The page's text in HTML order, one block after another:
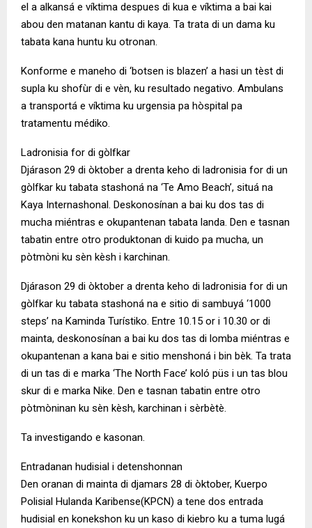
el a alkansá e víktima despues di kua e víktima a bai kai
abou den matanan kantu di kaya. Ta trata di un dama ku
tabata kana huntu ku otronan.
Konforme e maneho di ‘botsen is blazen’ a hasi un tèst di
supla ku shofùr di e vèn, ku resultado negativo. Ambulans
a transportá e víktima ku urgensia pa hòspital pa
tratamentu médiko.
Ladronisia for di gòlfkar
Djárason 29 di òktober a drenta keho di ladronisia for di un
gòlfkar ku tabata stashoná na ‘Te Amo Beach’, situá na
Kaya Internashonal. Deskonosínan a bai ku dos tas di
mucha miéntras e okupantenan tabata landa. Den e tasnan
tabatin entre otro produktonan di kuido pa mucha, un
pòtmòni ku sèn kèsh i karchinan.
Djárason 29 di òktober a drenta keho di ladronisia for di un
gòlfkar ku tabata stashoná na e sitio di sambuyá ‘1000
steps’ na Kaminda Turístiko. Entre 10.15 or i 10.30 or di
mainta, deskonosínan a bai ku dos tas di lomba miéntras e
okupantenan a kana bai e sitio menshoná i bin bèk. Ta trata
di un tas di e marka ‘The North Face’ koló püs i un tas blou
skur di e marka Nike. Den e tasnan tabatin entre otro
pòtmòninan ku sèn kèsh, karchinan i sèrbètè.
Ta investigando e kasonan.
Entradanan hudisial i detenshonnan
Den oranan di mainta di djamars 28 di òktober, Kuerpo
Polisial Hulanda Karibense(KPCN) a tene dos entrada
hudisial en konekshon ku un kaso di kiebro ku a tuma lugá